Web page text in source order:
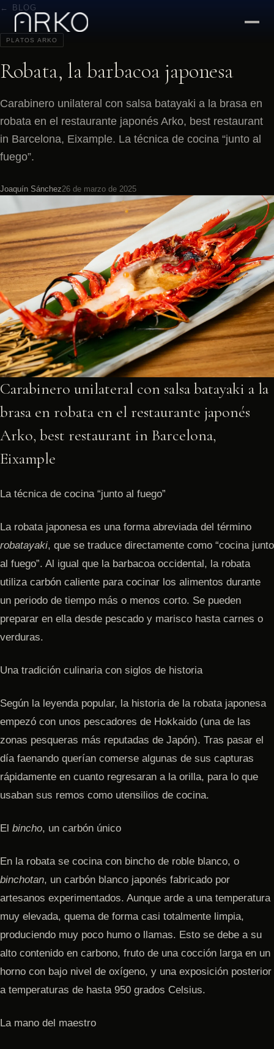
← BLOG
PLATOS ARKO
Robata, la barbacoa japonesa
Carabinero unilateral con salsa batayaki a la brasa en
robata en el restaurante japonés Arko, best restaurant
in Barcelona, Eixample. La técnica de cocina “junto al
fuego”.
Joaquín Sánchez26 de marzo de 2025
Carabinero unilateral con salsa batayaki a la
brasa en robata en el restaurante japonés
Arko, best restaurant in Barcelona,
Eixample
La técnica de cocina “junto al fuego”
La robata japonesa es una forma abreviada del término
robatayaki, que se traduce directamente como “cocina junto
al fuego”. Al igual que la barbacoa occidental, la robata
utiliza carbón caliente para cocinar los alimentos durante
un periodo de tiempo más o menos corto. Se pueden
preparar en ella desde pescado y marisco hasta carnes o
verduras.
Una tradición culinaria con siglos de historia
Según la leyenda popular, la historia de la robata japonesa
empezó con unos pescadores de Hokkaido (una de las
zonas pesqueras más reputadas de Japón). Tras pasar el
día faenando querían comerse algunas de sus capturas
rápidamente en cuanto regresaran a la orilla, para lo que
usaban sus remos como utensilios de cocina.
El bincho, un carbón único
En la robata se cocina con bincho de roble blanco, o
binchotan, un carbón blanco japonés fabricado por
artesanos experimentados. Aunque arde a una temperatura
muy elevada, quema de forma casi totalmente limpia,
produciendo muy poco humo o llamas. Esto se debe a su
alto contenido en carbono, fruto de una cocción larga en un
horno con bajo nivel de oxígeno, y una exposición posterior
a temperaturas de hasta 950 grados Celsius.
La mano del maestro